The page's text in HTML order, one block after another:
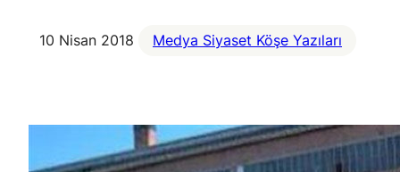
10 Nisan 2018 Medya Siyaset Köşe Yazıları